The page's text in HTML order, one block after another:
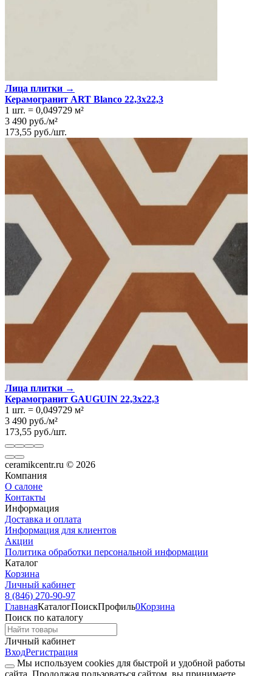
Лица плитки →
Керамогранит ART Blanco 22,3x22,3
1 шт. = 0,049729 м²
3 490 руб./м²
173,55 руб./шт.
Лица плитки →
Керамогранит GAUGUIN 22,3x22,3
1 шт. = 0,049729 м²
3 490 руб./м²
173,55 руб./шт.
ceramikcentr.ru © 2026
Компания
О салоне
Контакты
Информация
Доставка и оплата
Информация для клиентов
Акции
Политика обработки персональной информации
Каталог
Корзина
Личный кабинет
8 (846) 270-90-97
ГлавнаяКаталогПоискПрофиль0Корзина
Поиск по каталогу
Личный кабинет
ВходРегистрация
Мы используем cookies для быстрой и удобной работы
сайта. Продолжая пользоваться сайтом, вы принимаете